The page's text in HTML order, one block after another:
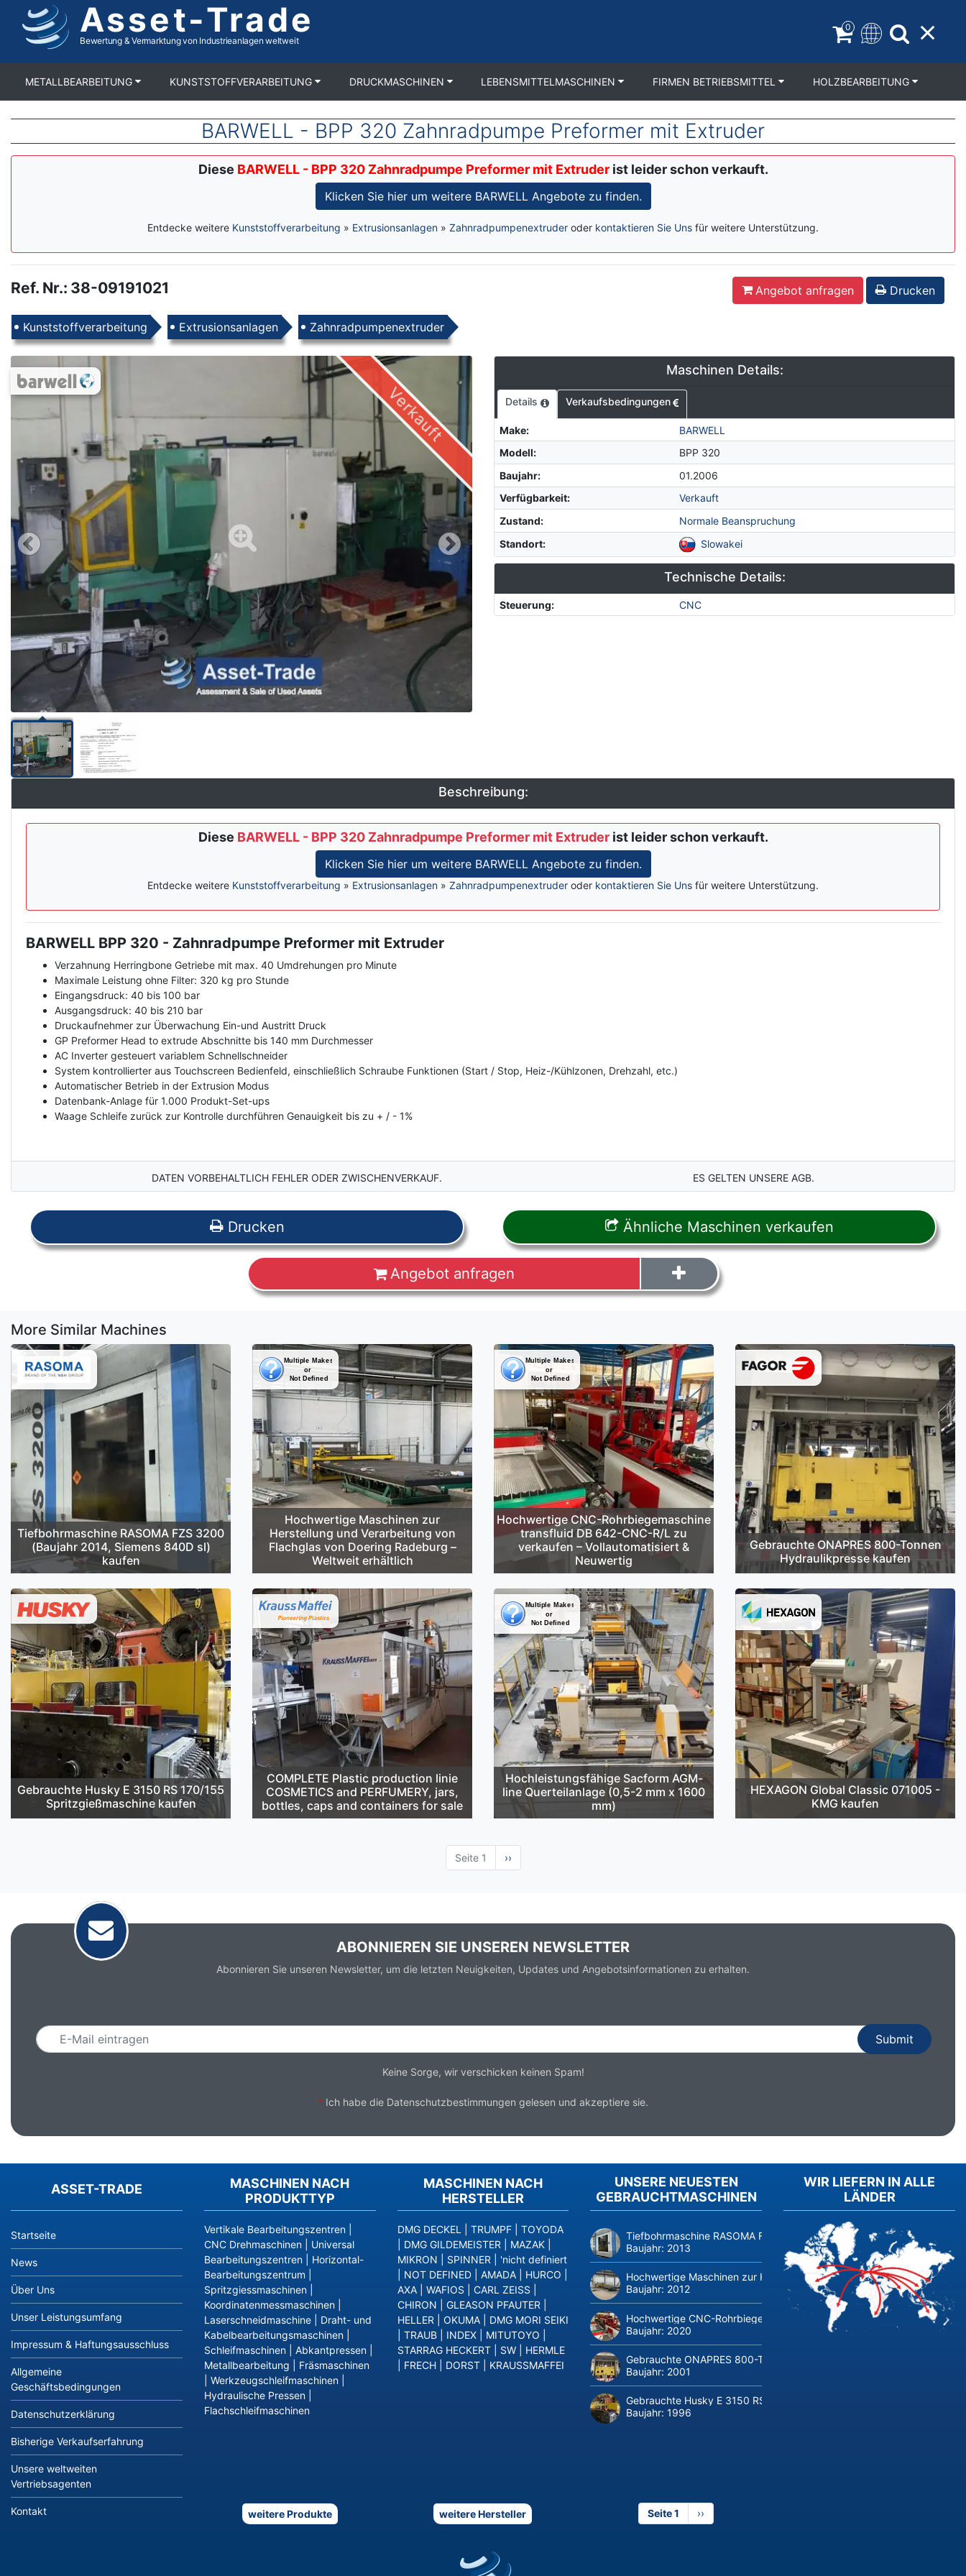
Asset-Trade
Bewertung & Vermarktung von Industrieanlagen weltweit
0
METALLBEARBEITUNG KUNSTSTOFFVERARBEITUNG DRUCKMASCHINEN LEBENSMITTELMASCHINEN FIRMEN BETRIEBSMITTEL HOLZBEARBEITUNG
BARWELL - BPP 320 Zahnradpumpe Preformer mit Extruder
Diese BARWELL - BPP 320 Zahnradpumpe Preformer mit Extruderist leider schon verkauft.
Klicken Sie hier um weitere BARWELL Angebote zu finden.
Entdecke weitere Kunststoffverarbeitung » Extrusionsanlagen » Zahnradpumpenextruder oder kontaktieren Sie Uns für weitere Unterstützung.
Ref. Nr.: 38-09191021 Angebot anfragen Drucken
Produkte
Kunststoffverarbeitung Extrusionsanlagen Zahnradpumpenextruder
Verkauft
Maschinen Details:
Details Verkaufsbedingungen
Make:
BARWELL
Modell:
BPP 320
Baujahr:
01.2006
Verfügbarkeit:
Verkauft
Zustand:
Normale Beanspruchung
Standort: Slowakei
Technische Details:
Steuerung: CNC
Beschreibung:
Diese BARWELL - BPP 320 Zahnradpumpe Preformer mit Extruderist leider schon verkauft.
Klicken Sie hier um weitere BARWELL Angebote zu finden.
Entdecke weitere Kunststoffverarbeitung » Extrusionsanlagen » Zahnradpumpenextruder oder kontaktieren Sie Uns für weitere Unterstützung.
Description
BARWELL BPP 320 - Zahnradpumpe Preformer mit Extruder
Verzahnung Herringbone Getriebe mit max. 40 Umdrehungen pro Minute
Maximale Leistung ohne Filter: 320 kg pro Stunde
Eingangsdruck: 40 bis 100 bar
Ausgangsdruck: 40 bis 210 bar
Druckaufnehmer zur Überwachung Ein-und Austritt Druck
GP Preformer Head to extrude Abschnitte bis 140 mm Durchmesser
AC Inverter gesteuert variablem Schnellschneider
System kontrollierter aus Touchscreen Bedienfeld, einschließlich Schraube Funktionen (Start / Stop, Heiz-/Kühlzonen, Drehzahl, etc.)
Automatischer Betrieb in der Extrusion Modus
Datenbank-Anlage für 1.000 Produkt-Set-ups
Waage Schleife zurück zur Kontrolle durchführen Genauigkeit bis zu + / - 1%
DATEN VORBEHALTLICH FEHLER ODER ZWISCHENVERKAUF. ES GELTEN UNSERE AGB.
Drucken Ähnliche Maschinen verkaufen
Angebot anfragen
More Similar Machines
Tiefbohrmaschine RASOMA FZS 3200
(Baujahr 2014, Siemens 840D sl)
kaufen
Hochwertige Maschinen zur
Herstellung und Verarbeitung von
Flachglas von Doering Radeburg –
Weltweit erhältlich
Hochwertige CNC-Rohrbiegemaschine
transfluid DB 642-CNC-R/L zu
verkaufen – Vollautomatisiert &
Neuwertig
Gebrauchte ONAPRES 800-Tonnen
Hydraulikpresse kaufen
Gebrauchte Husky E 3150 RS 170/155
Spritzgießmaschine kaufen
COMPLETE Plastic production linie
COSMETICS and PERFUMERY, jars,
bottles, caps and containers for sale
Hochleistungsfähige Sacform AGM-
line Querteilanlage (0,5-2 mm x 1600
mm)
HEXAGON Global Classic 071005 -
KMG kaufen
Seite 1
Nächste
Seite
››
ABONNIEREN SIE UNSEREN NEWSLETTER
Abonnieren Sie unseren Newsletter, um die letzten Neuigkeiten, Updates und Angebotsinformationen zu erhalten.
Keine Sorge, wir verschicken keinen Spam!
* Ich habe die Datenschutzbestimmungen gelesen und akzeptiere sie.
ASSET-TRADE
Startseite
News
Über Uns
Unser Leistungsumfang
Impressum & Haftungsausschluss
Allgemeine
Geschäftsbedingungen
Datenschutzerklärung
Bisherige Verkaufserfahrung
Unsere weltweiten
Vertriebsagenten
Kontakt
UNSERE NEUESTEN
GEBRAUCHTMASCHINEN
Tiefbohrmaschine RASOMA FZS 3200 (Baujahr 2014, Siemens 840D sl)
Baujahr: 2013
Hochwertige Maschinen zur Herstellung und Verarbeitung von
Baujahr: 2012
Hochwertige CNC-Rohrbiegemaschine transfluid DB 642-CNC-R/L zu
Baujahr: 2020
Gebrauchte ONAPRES 800-Tonnen Hydraulikpresse kaufen
Baujahr: 2001
Gebrauchte Husky E 3150 RS 170/155 Spritzgießmaschine kaufen
Baujahr:1996
Seite 1
Nächste
Seite
››
MASCHINEN NACH
PRODUKTTYP
Vertikale Bearbeitungszentren
CNC Drehmaschinen
Universal
Bearbeitungszentren
Horizontal-
Bearbeitungszentrum
Spritzgiessmaschinen
Koordinatenmessmaschinen
Laserschneidmaschine
Draht- und
Kabelbearbeitungsmaschinen
Schleifmaschinen
Abkantpressen
Metallbearbeitung
Fräsmaschinen
Werkzeugschleifmaschinen
Hydraulische Pressen
Flachschleifmaschinen
weitere Produkte
MASCHINEN NACH
HERSTELLER
DMG DECKEL TRUMPF
TOYODA
DMG GILDEMEISTER MAZAK
MIKRON
SPINNER
'nicht definiert
NOT DEFINED AMADA HURCO
AXA
WAFIOS CARL ZEISS
CHIRON
GLEASON PFAUTER
HELLER
OKUMA
DMG MORI SEIKI
TRAUB INDEX MITUTOYO
STARRAG HECKERT
SW
HERMLE
FRECH DORST KRAUSSMAFFEI
weitere Hersteller
WIR LIEFERN IN ALLE
LÄNDER